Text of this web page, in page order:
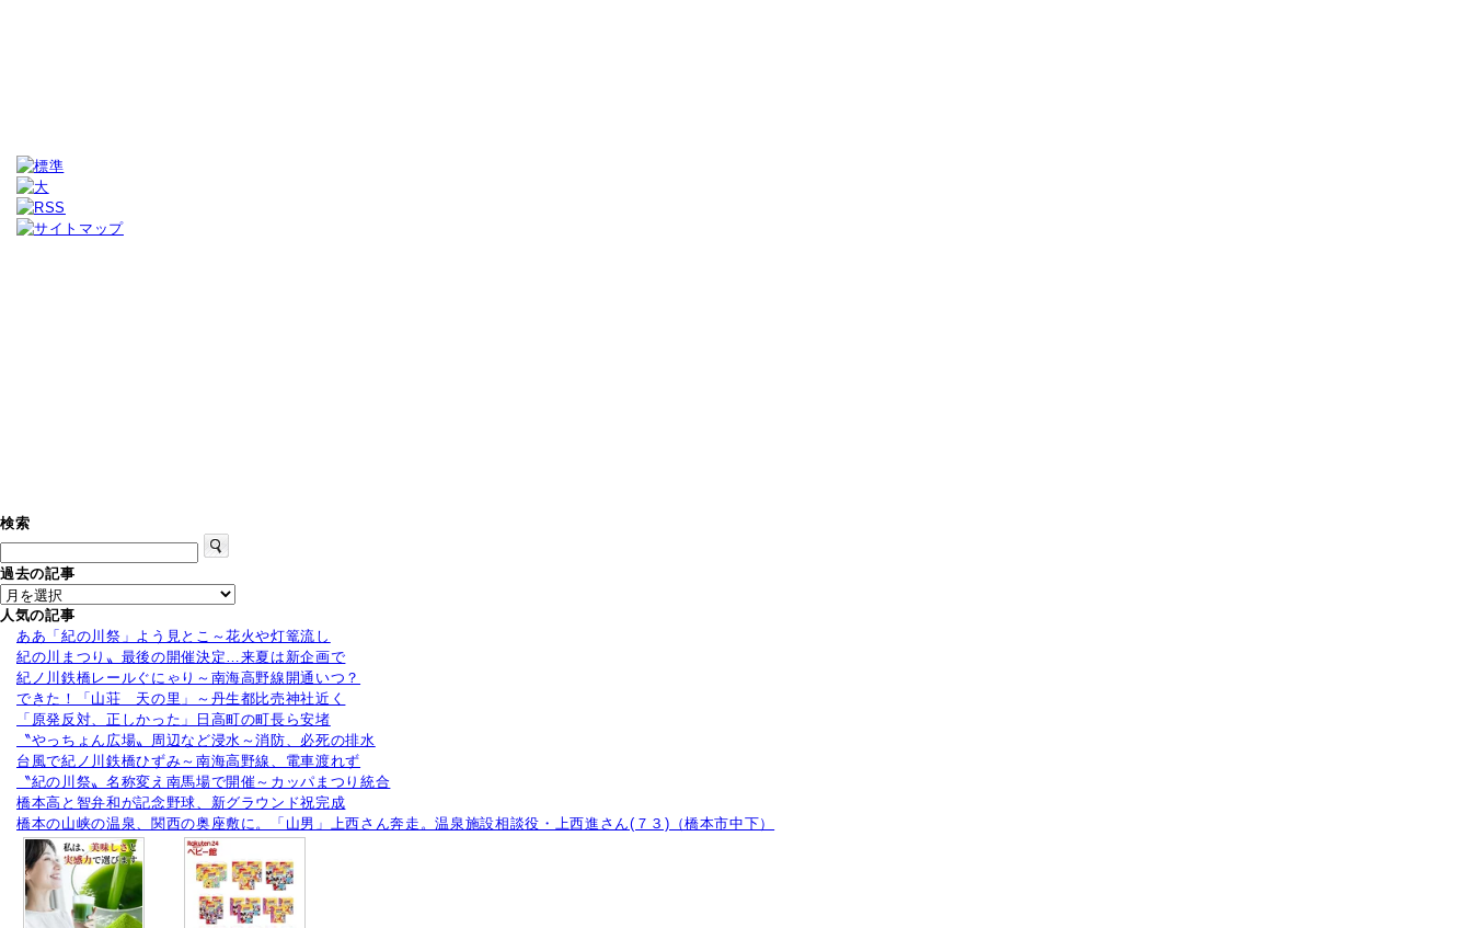
検索
過去の記事
人気の記事
ああ「紀の川祭」よう見とこ～花火や灯篭流し
紀の川まつり〟最後の開催決定…来夏は新企画で
紀ノ川鉄橋レールぐにゃり～南海高野線開通いつ？
できた！「山荘 天の里」～丹生都比売神社近く
「原発反対、正しかった」日高町の町長ら安堵
〝やっちょん広場〟周辺など浸水～消防、必死の排水
台風で紀ノ川鉄橋ひずみ～南海高野線、電車渡れず
〝紀の川祭〟名称変え南馬場で開催～カッパまつり統合
橋本高と智弁和が記念野球、新グラウンド祝完成
橋本の山峡の温泉、関西の奥座敷に。「山男」上西さん奔走。温泉施設相談役・上西進さん(７３)（橋本市中下）